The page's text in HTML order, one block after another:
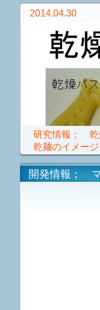
2014.04.30
研究情報； 乾
乾麺のイメー
開発情報；